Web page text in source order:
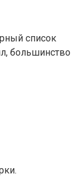
список
большинство